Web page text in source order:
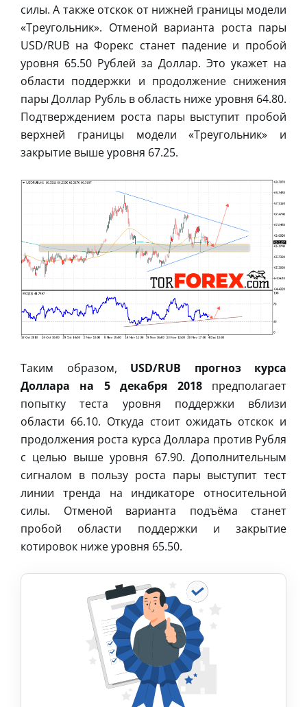
силы. А также отскок от нижней границы модели
«Треугольник». Отменой варианта роста пары
USD/RUB на Форекс станет падение и пробой
уровня 65.50 Рублей за Доллар. Это укажет на
области поддержки и продолжение снижения
пары Доллар Рубль в область ниже уровня 64.80.
Подтверждением роста пары выступит пробой
верхней границы модели «Треугольник» и
закрытие выше уровня 67.25.
Таким образом, USD/RUB прогноз курса
Доллара на 5 декабря 2018предполагает
попытку теста уровня поддержки вблизи
области 66.10. Откуда стоит ожидать отскок и
продолжения роста курса Доллара против Рубля
с целью выше уровня 67.90. Дополнительным
сигналом в пользу роста пары выступит тест
линии тренда на индикаторе относительной
силы. Отменой варианта подъёма станет
пробой области поддержки и закрытие
котировок ниже уровня 65.50.